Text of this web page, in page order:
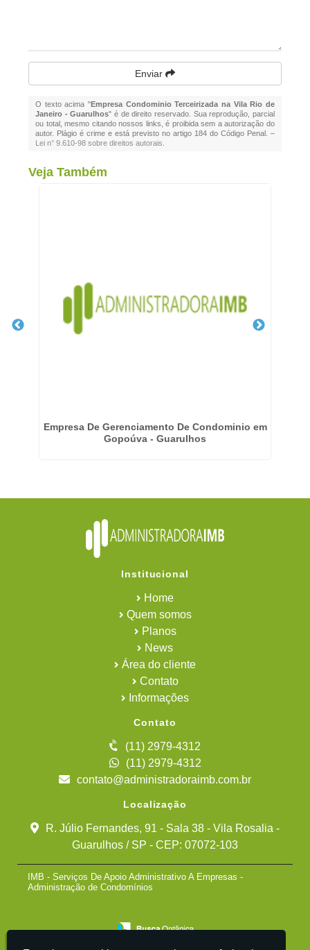
Enviar
O texto acima "Empresa Condominio Terceirizada na Vila Rio de
Janeiro - Guarulhos" é de direito reservado. Sua reprodução, parcial
ou total, mesmo citando nossos links, é proibida sem a autorização do
autor. Plágio é crime e está previsto no artigo 184 do Código Penal. –
Lei n° 9.610-98 sobre direitos autorais
Veja Também
Empresa De Gerenciamento De Condominio em
Gopoúva - Guarulhos
Institucional
Home
Quem somos
Planos
News
Área do cliente
Contato
Informações
Contato
(11) 2979-4312
(11) 2979-4312
contato@administradoraimb.com.br
Localização
R. Júlio Fernandes, 91 - Sala 38 - Vila Rosalia -
Guarulhos / SP - CEP: 07072-103
IMB - Serviços De Apoio Administrativo A Empresas -
Administração de Condomínios